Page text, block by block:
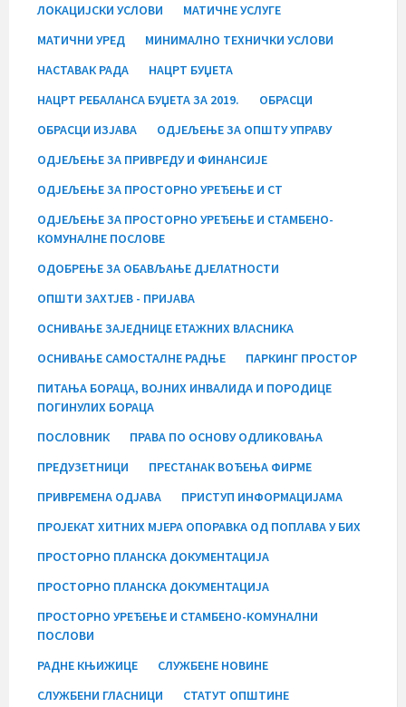
ЛОКАЦИЈСКИ УСЛОВИ
МАТИЧНЕ УСЛУГЕ
МАТИЧНИ УРЕД
МИНИМАЛНО ТЕХНИЧКИ УСЛОВИ
НАСТАВАК РАДА
НАЦРТ БУЏЕТА
НАЦРТ РЕБАЛАНСА БУЏЕТА ЗА 2019.
ОБРАСЦИ
ОБРАСЦИ ИЗЈАВА
ОДЈЕЉЕЊЕ ЗА ОПШТУ УПРАВУ
ОДЈЕЉЕЊЕ ЗА ПРИВРЕДУ И ФИНАНСИЈЕ
ОДЈЕЉЕЊЕ ЗА ПРОСТОРНО УРЕЂЕЊЕ И СТ
ОДЈЕЉЕЊЕ ЗА ПРОСТОРНО УРЕЂЕЊЕ И СТАМБЕНО-
КОМУНАЛНЕ ПОСЛОВЕ
ОДОБРЕЊЕ ЗА ОБАВЉАЊЕ ДЈЕЛАТНОСТИ
ОПШТИ ЗАХТЈЕВ - ПРИЈАВА
ОСНИВАЊЕ ЗАЈЕДНИЦЕ ЕТАЖНИХ ВЛАСНИКА
ОСНИВАЊЕ САМОСТАЛНЕ РАДЊЕ
ПАРКИНГ ПРОСТОР
ПИТАЊА БОРАЦА, ВОЈНИХ ИНВАЛИДА И ПОРОДИЦЕ
ПОГИНУЛИХ БОРАЦА
ПОСЛОВНИК
ПРАВА ПО ОСНОВУ ОДЛИКОВАЊА
ПРЕДУЗЕТНИЦИ
ПРЕСТАНАК ВОЂЕЊА ФИРМЕ
ПРИВРЕМЕНА ОДЈАВА
ПРИСТУП ИНФОРМАЦИЈАМА
ПРОЈЕКАТ ХИТНИХ МЈЕРА ОПОРАВКА ОД ПОПЛАВА У БИХ
ПРОСТОРНО ПЛАНСКА ДОКУМЕНТАЦИЈА
ПРОСТОРНО ПЛАНСКА ДОКУМЕНТАЦИЈА
ПРОСТОРНО УРЕЂЕЊЕ И СТАМБЕНО-КОМУНАЛНИ
ПОСЛОВИ
РАДНЕ КЊИЖИЦЕ
СЛУЖБЕНЕ НОВИНЕ
СЛУЖБЕНИ ГЛАСНИЦИ
СТАТУТ ОПШТИНЕ